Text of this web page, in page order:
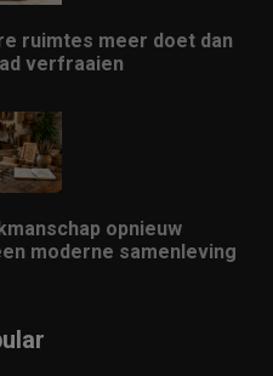
ruimtes meer doet dan
verfraaien
opnieuw
moderne samenleving